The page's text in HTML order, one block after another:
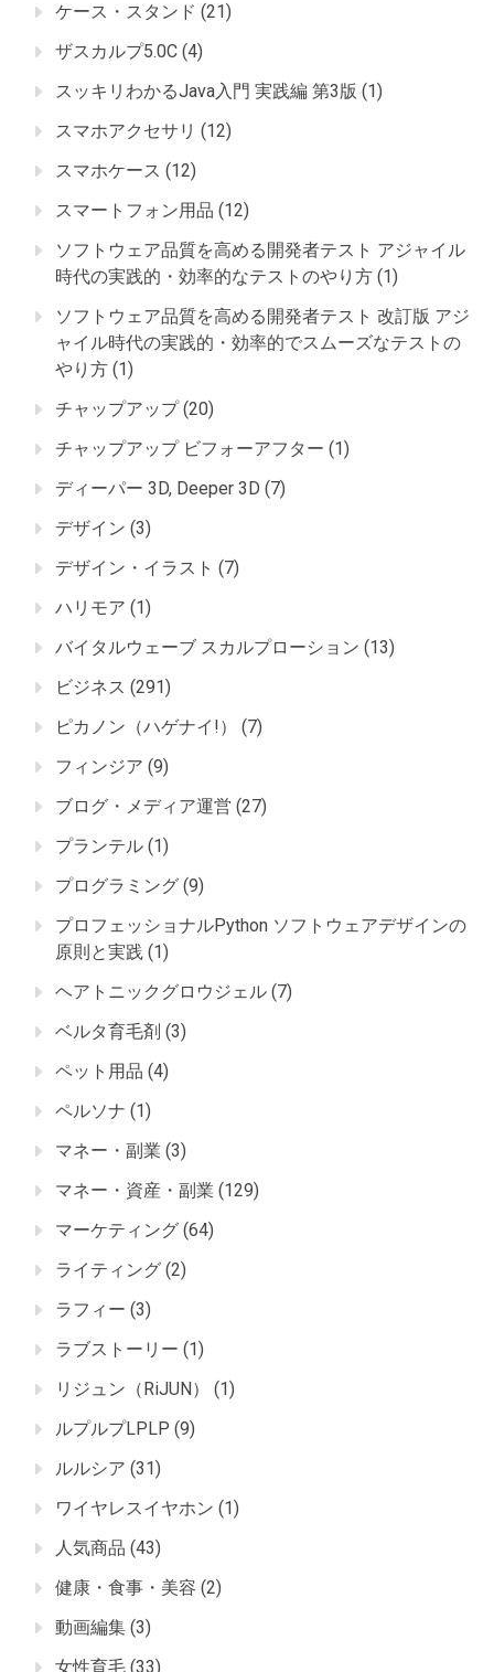
ケース・スタンド (21)
ザスカルプ5.0C (4)
スッキリわかるJava入門 実践編 第3版 (1)
スマホアクセサリ (12)
スマホケース (12)
スマートフォン用品 (12)
ソフトウェア品質を高める開発者テスト アジャイル
時代の実践的・効率的なテストのやり方 (1)
ソフトウェア品質を高める開発者テスト 改訂版 アジ
ャイル時代の実践的・効率的でスムーズなテストの
やり方 (1)
チャップアップ(20)
チャップアップ ビフォーアフター (1)
ディーパー 3D, Deeper 3D (7)
デザイン (3)
デザイン・イラスト (7)
ハリモア (1)
バイタルウェーブ スカルプローション (13)
ビジネス (291)
ピカノン（ハゲナイ!）
(7)
フィンジア (9)
ブログ・メディア運営 (27)
プランテル (1)
プログラミング (9)
プロフェッショナルPython ソフトウェアデザインの
原則と実践 (1)
ヘアトニックグロウジェル (7)
ベルタ育毛剤 (3)
ペット用品 (4)
ペルソナ (1)
マネー・副業 (3)
マネー・資産・副業 (129)
マーケティング (64)
ライティング (2)
ラフィー (3)
ラブストーリー (1)
リジュン（RiJUN）
(1)
ルプルプLPLP (9)
ルルシア (31)
ワイヤレスイヤホン (1)
人気商品 (43)
健康・食事・美容 (2)
動画編集 (3)
女性育毛 (33)